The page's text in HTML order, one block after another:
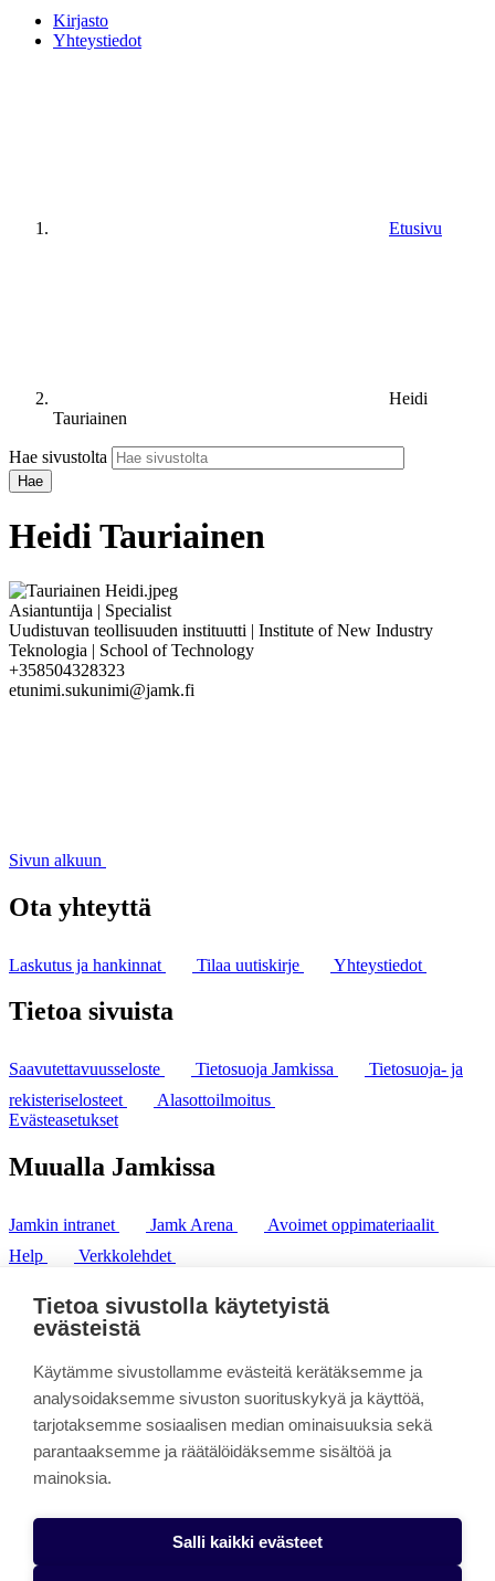
Kirjasto
Yhteystiedot
Etusivu
Heidi
Tauriainen
Hae sivustolta
Heidi Tauriainen
Asiantuntija | Specialist
Uudistuvan teollisuuden instituutti | Institute of New Industry
Teknologia | School of Technology
+358504328323
etunimi.sukunimi@jamk.fi
Sivun alkuun
Ota yhteyttä
Laskutus ja hankinnat Tilaa uutiskirje Yhteystiedot
Tietoa sivuista
Saavutettavuusseloste Tietosuoja Jamkissa
Tietosuoja- ja
rekisteriselosteet
Alasottoilmoitus
Evästeasetukset
Muualla Jamkissa
Jamkin intranet Jamk Arena
Avoimet oppimateriaalit
Help
Verkkolehdet
puh. +358 20 743 8100
fax. +358 14 449 9694
Tietoa sivustolla käytetyistä
evästeistä
Käytämme sivustollamme evästeitä kerätäksemme ja
analysoidaksemme sivuston suorituskykyä ja käyttöä,
tarjotaksemme sosiaalisen median ominaisuuksia sekä
parantaaksemme ja räätälöidäksemme sisältöä ja
mainoksia.
Salli kaikki evästeet